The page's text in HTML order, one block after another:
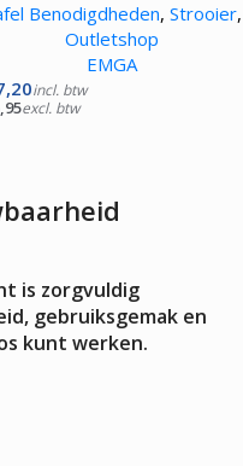
Benodigdheden, Strooier,
Outletshop
EMGA
incl. btw
excl. btw
is zorgvuldig
gebruiksgemak en
kunt werken.